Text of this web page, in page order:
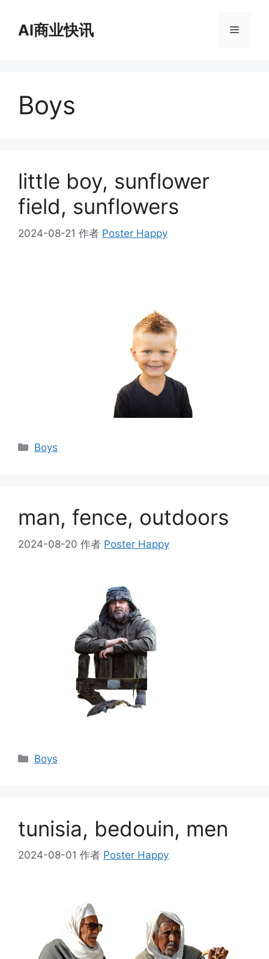
AI商业快讯 菜
Boys
little boy, sunflower
field, sunflowers
2024-08-21 作者 Poster Happy
分
Boys
man, fence, outdoors
2024-08-20 作者 Poster Happy
分
Boys
tunisia, bedouin, men
2024-08-01 作者 Poster Happy